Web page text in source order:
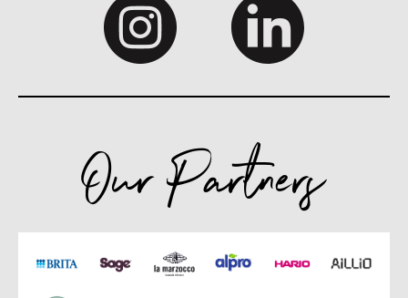
Our Partners